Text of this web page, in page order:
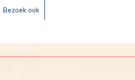
Bezoek ook